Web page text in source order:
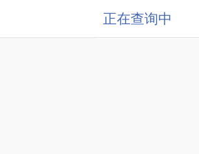
正在查询中